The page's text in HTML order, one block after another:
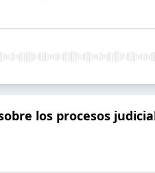
los procesos